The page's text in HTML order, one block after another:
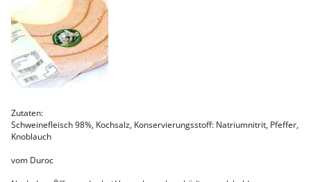
DELUXE SCHWEIN
STEAKS
DELUXE Rind
Steaks vom SCHWEIN
Nemetz-Menü
Wurstwaren
Putenwurst
Aufschnittwurst
Leberkäse
Zutaten:
Schweinefleisch 98%, Kochsalz, Konservierungsstoff: Natriumnitrit, Pfeffer,
Knoblauch
vom Duroc